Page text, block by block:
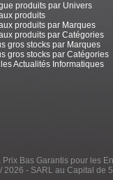
produits par Univers
produits
produits par Marques
produits par Catégories
gros stocks par Marques
gros stocks par Catégories
Actualités Informatiques
Prix Bas Garantis pour les
2026 - SARL au Capital de